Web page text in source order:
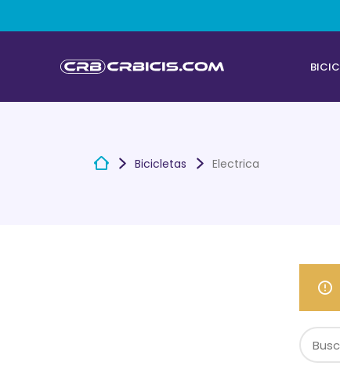
Bicicletas Electrica